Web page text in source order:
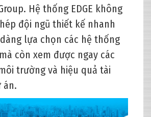
Hệ thống EDGE không
đội ngũ thiết kế nhanh
lựa chọn các hệ thống
còn xem được ngay các
trường và hiệu quả tài
án.